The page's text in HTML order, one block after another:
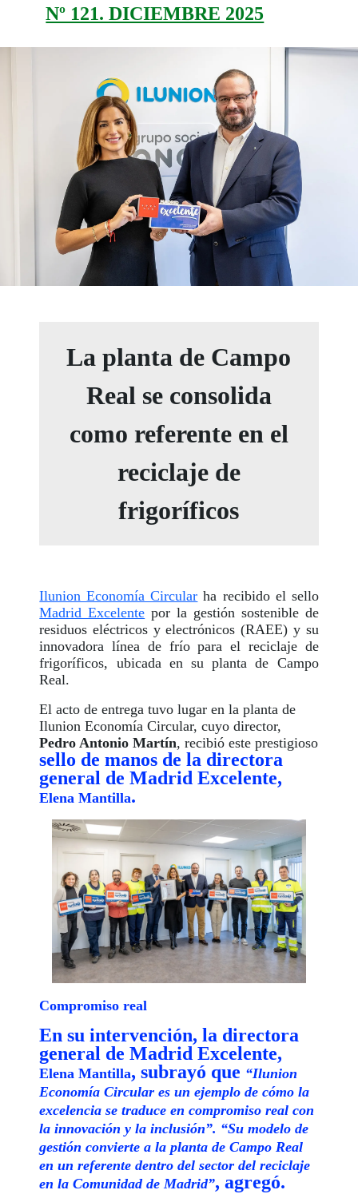
Nº 121. DICIEMBRE 2025
La planta de Campo
Real se consolida
como referente en el
reciclaje de
frigoríficos
Ilunion Economía Circular ha recibido el sello
Madrid Excelente por la gestión sostenible de
residuos eléctricos y electrónicos (RAEE) y su
innovadora línea de frío para el reciclaje de
frigoríficos, ubicada en su planta de Campo
Real.
El acto de entrega tuvo lugar en la planta de
Ilunion Economía Circular, cuyo director,
Pedro Antonio Martín, recibió este prestigioso
sello de manos de la directora
general de Madrid Excelente,
Elena Mantilla.
Compromiso real
En su intervención, la directora
general de Madrid Excelente,
Elena Mantilla, subrayó que “Ilunion
Economía Circular es un ejemplo de cómo la
excelencia se traduce en compromiso real con
la innovación y la inclusión”. “Su modelo de
gestión convierte a la planta de Campo Real
en un referente dentro del sector del reciclaje
en la Comunidad de Madrid”, agregó.